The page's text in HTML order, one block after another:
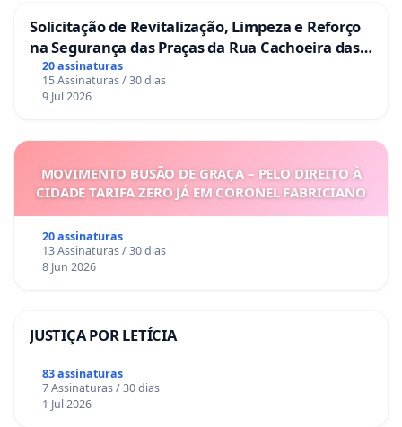
Solicitação de Revitalização, Limpeza e Reforço
na Segurança das Praças da Rua Cachoeira das
Sete Ilhas
20 assinaturas
15 Assinaturas / 30 dias
9 Jul 2026
MOVIMENTO BUSÃO DE GRAÇA – PELO DIREITO À
CIDADE TARIFA ZERO JÁ EM CORONEL FABRICIANO
20 assinaturas
13 Assinaturas / 30 dias
8 Jun 2026
JUSTIÇA POR LETÍCIA
83 assinaturas
7 Assinaturas / 30 dias
1 Jul 2026